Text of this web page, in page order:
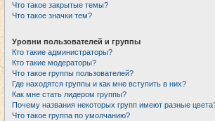
Что такое закрытые темы?
Что такое значки тем?
Уровни пользователей и группы
Кто такие администраторы?
Кто такие модераторы?
Что такое группы пользователей?
Где находятся группы и как мне вступить в них?
Как мне стать лидером группы?
Почему названия некоторых групп имеют разные
Что такое группа по умолчанию?